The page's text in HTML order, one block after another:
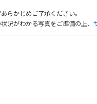
らかじめご了承ください。
況がわかる写真をご準備の上、